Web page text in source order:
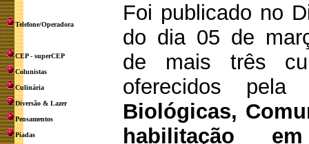
Telefone/Operadora
CEP - superCEP
Colunistas
Culinária
Diversão & Lazer
Pensamentos
Piadas
Foi publicado no
do dia 05 de
de mais três
oferecidos
Biológicas,
habilitação